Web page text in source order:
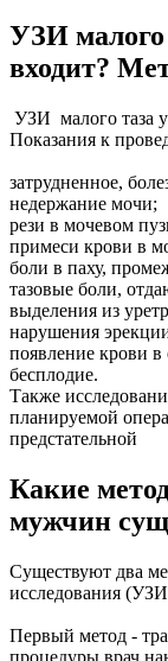
УЗИ
входит?
УЗИ малого таза
Показания к
затрудненное,
недержание мочи;
рези в мочевом
примеси крови в
боли в паху,
тазовые боли,
выделения из
нарушения
появление крови в
бесплодие.
Также
планируемой
предстательной
Какие
мужчин
Существуют два
исследования
Первый метод -
процедуры врач